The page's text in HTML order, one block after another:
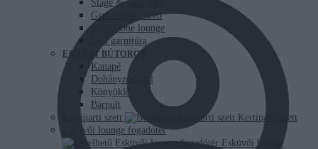
Stage & Talk szett
Grand Event szett
All-in-One lounge
Duo garnitúra
EGYEDI BÚTOROK
Kanapé
Dohányzóasztal
Könyöklő
Bárpult
Kertiparti szett
Kertiparti szett
Esküvői lounge fogadótér
Esküvői lounge